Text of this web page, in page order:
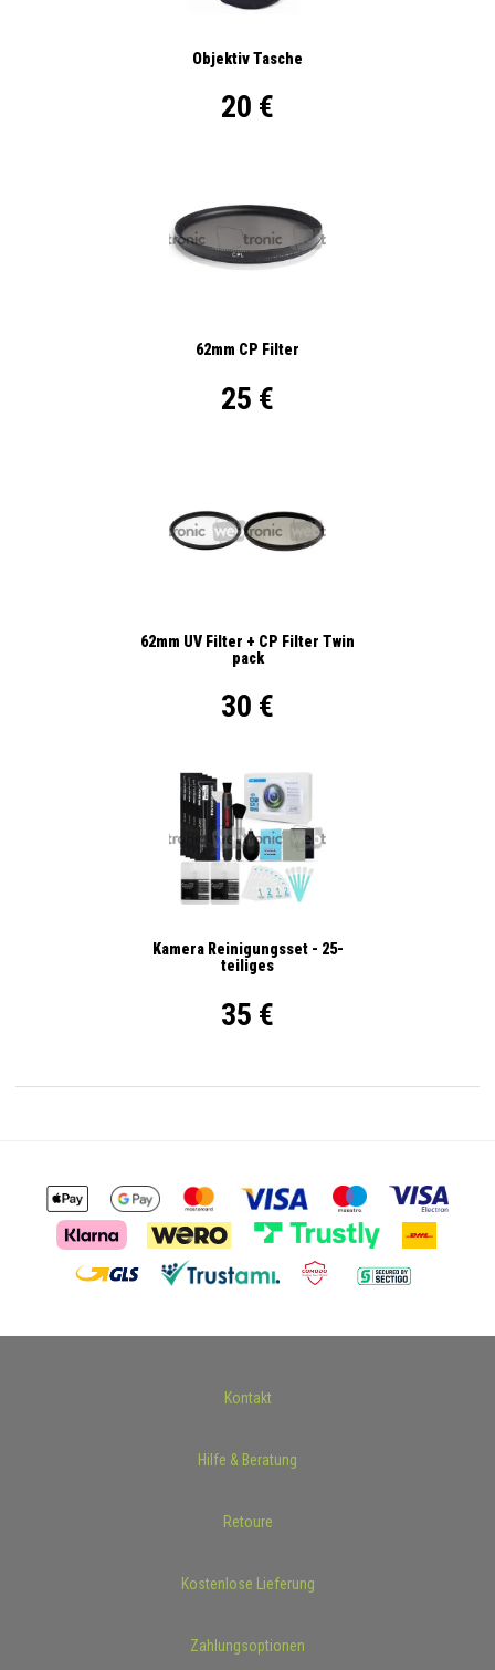
Objektiv Tasche
20 €
62mm CP Filter
25 €
62mm UV Filter + CP Filter Twin
pack
30 €
Kamera Reinigungsset - 25-
teiliges
35 €
Kontakt
Hilfe & Beratung
Retoure
Kostenlose Lieferung
Zahlungsoptionen